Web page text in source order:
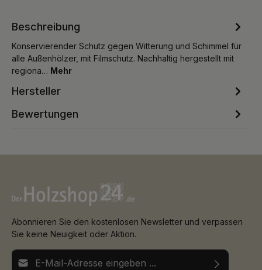
Beschreibung
Konservierender Schutz gegen Witterung und Schimmel für
alle Außenhölzer, mit Filmschutz. Nachhaltig hergestellt mit
regiona… Mehr
Hersteller
Bewertungen
Abonnieren Sie den kostenlosen Newsletter und verpassen
Sie keine Neuigkeit oder Aktion.
E-Mail-Adresse*